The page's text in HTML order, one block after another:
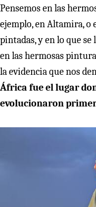
Pensemos en las
ejemplo, en Altamira, o
pintadas, y en lo que
en las hermosas
la evidencia que nos
África fue el lugar
evolucionaron